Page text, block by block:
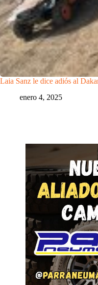
Laia Sanz le dice adiós al
enero 4, 2025